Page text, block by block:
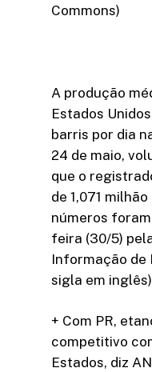
Commons)
A produção
Estados
barris por dia
24 de maio,
que o
de 1,071
números
feira (30/5)
Informação de
sigla em
+ Com PR,
competitivo
Estados, diz